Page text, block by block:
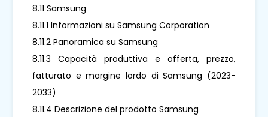
8.11 Samsung
8.11.1 Informazioni su Samsung Corporation
8.11.2 Panoramica su Samsung
8.11.3 Capacità produttiva e offerta, prezzo,
fatturato e margine lordo di Samsung (2023-
2033)
8.11.4 Descrizione del prodotto Samsung